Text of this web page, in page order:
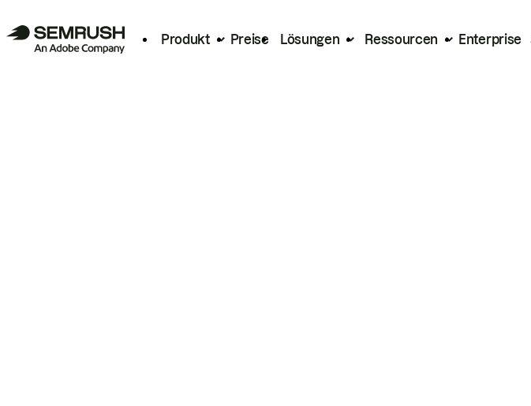
Produkt Preise Lösungen Ressourcen Enterprise